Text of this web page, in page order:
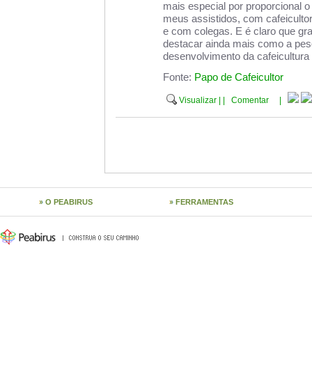
mais especial por proporcional
meus assistidos, com
e com colegas. E é claro que
destacar ainda mais como a
desenvolvimento da cafeicultura
Fonte: Papo de Cafeicultor
Visualizar Comentar
O PEABIRUS FERRAMENTAS